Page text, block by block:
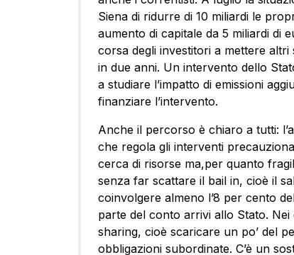
Siena di ridurre di 10 miliardi le
aumento di capitale da 5 miliardi di
corsa degli investitori a mettere
in due anni. Un intervento dello
a studiare l’impatto di emissioni
finanziare l’intervento.
Anche il percorso è chiaro a tutti:
che regola gli interventi
cerca di risorse ma,per quanto
senza far scattare il bail in, cioè il
coinvolgere almeno l’8 per cento
parte del conto arrivi allo Stato. Nei
sharing, cioè scaricare un po’ del
obbligazioni subordinate. C’è un